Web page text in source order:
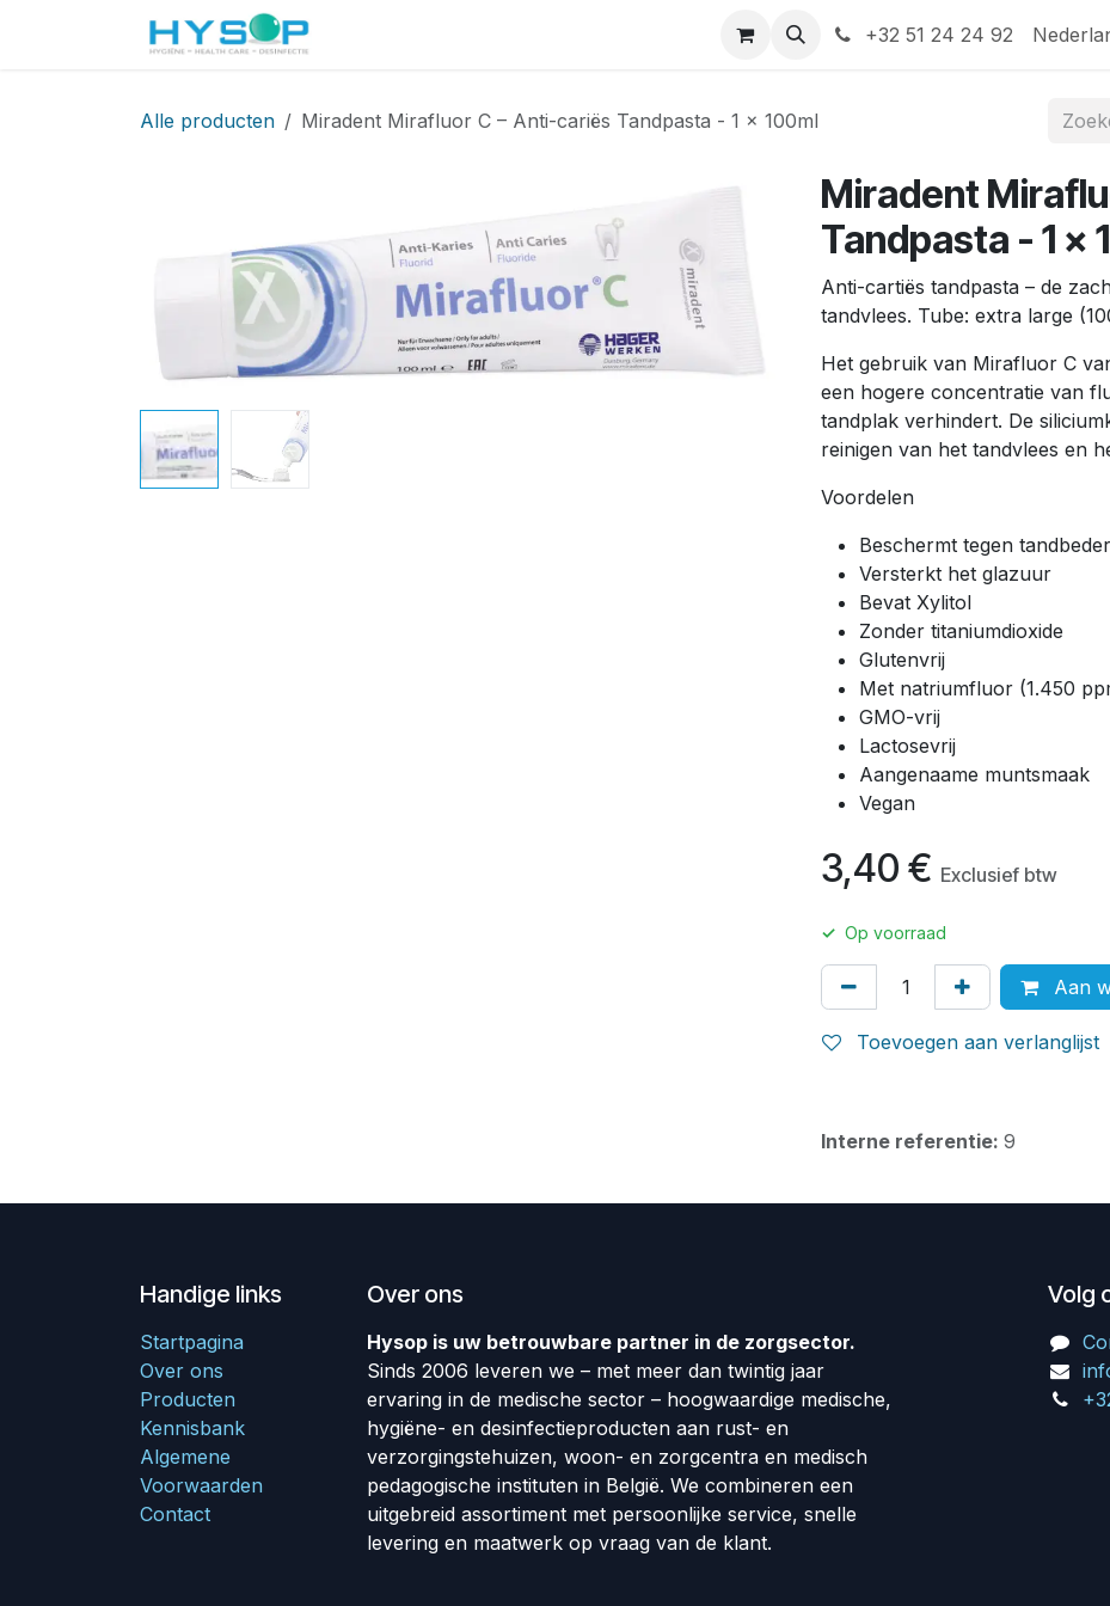
+32 51 24 24 92
Alle producten Miradent Mirafluor C – Anti-cariës Tandpasta - 1 x 100ml
Miradent
Tandpasta - 1 x
Anti-cartiës tandpasta – de
tandvlees. Tube: extra large
Het gebruik van Mirafluor C
een hogere concentratie van
tandplak verhindert. De
reinigen van het tandvlees en
Voordelen
Beschermt tegen
Versterkt het glazuur
Bevat Xylitol
Zonder titaniumdioxide
Glutenvrij
Met natriumfluor (1.450
GMO-vrij
Lactosevrij
Aangenaame muntsmaak
Vegan
3,40 € Exclusief btw
✓ Op voorraad
Aan
Toevoegen aan verlanglijst
Interne referentie: 9
Handige links
Startpagina
Over ons
Producten
Kennisbank
Algemene
Voorwaarden
Contact
Over ons
Hysop is uw betrouwbare partner in de zorgsector.
Sinds 2006 leveren we – met meer dan twintig jaar
ervaring in de medische sector – hoogwaardige medische,
hygiëne- en desinfectieproducten aan rust- en
verzorgingstehuizen, woon- en zorgcentra en medisch
pedagogische instituten in België. We combineren een
uitgebreid assortiment met persoonlijke service, snelle
levering en maatwerk op vraag van de klant.
Volg